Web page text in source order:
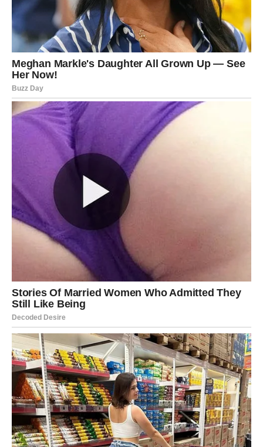
Sudbinska odluka:Birate slobodu, čak i ako boli.
Preokret: Nova vera u sebe i svoj put.
JARAC – SUDBINSKI MOMENT
KOJI DONOSI MOĆ
Jarčevi su među znacima koji će najjače osetiti karmičku
u narednim danima. Sve ono što ste godinama
gradili, podnosili i izdržavali sada dolazi na prekretnicu.
Istina izlazi na videlo u vezi sa vašim trudom – neko vas
vidi, priznaje i vrednuje. Ali istovremeno, suočavate se sa
pitanjem:da li želite da nastavite putem koji ste započeli
ili je vreme za drugačiju verziju uspeha?
Posao, autoritet i identitet
Moguća je velika odluka vezana za karijeru, odgovornost
ili lični status. Ovo je trenutak kada birate
samo obavezu.
Sudbinska odluka:Preuzimate kontrolu nad sopstvenim
životom.
Preokret:Osećaj moći, stabilnosti i lične sigurnosti.
VAGA – ISTINA KOJA DONOSI